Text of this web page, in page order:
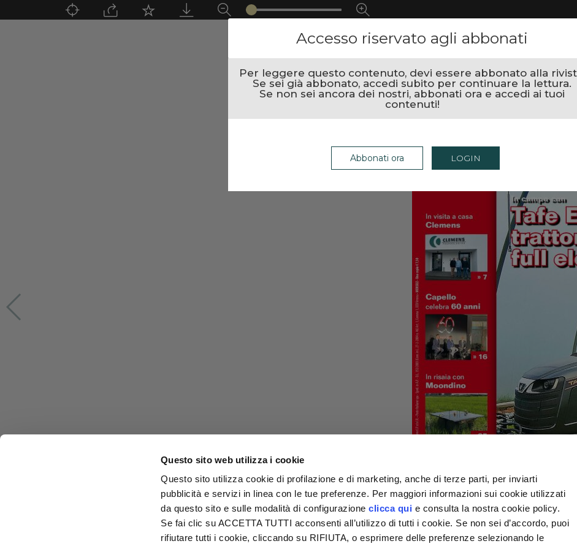
Questo sito web utilizza i cookie
Questo sito utilizza cookie di profilazione e di marketing, anche di terze parti, per inviarti
pubblicità e servizi in linea con le tue preferenze. Per maggiori informazioni sui cookie utilizzati
da questo sito e sulle modalità di configurazioneclicca qui e consulta la nostra cookie policy.
Se fai clic su ACCETTA TUTTI acconsenti all’utilizzo di tutti i cookie. Se non sei d’accordo, puoi
rifiutare tutti i cookie, cliccando su RIFIUTA, o esprimere delle preferenze selezionando le
Accesso riservato agli abbonati
Per leggere questo contenuto, devi essere abbonato alla
Se sei già abbonato, accedi subito per continuare la lettura.
Se non sei ancora dei nostri, abbonati ora e accedi ai tuoi
contenuti!
Abbonati ora LOGIN